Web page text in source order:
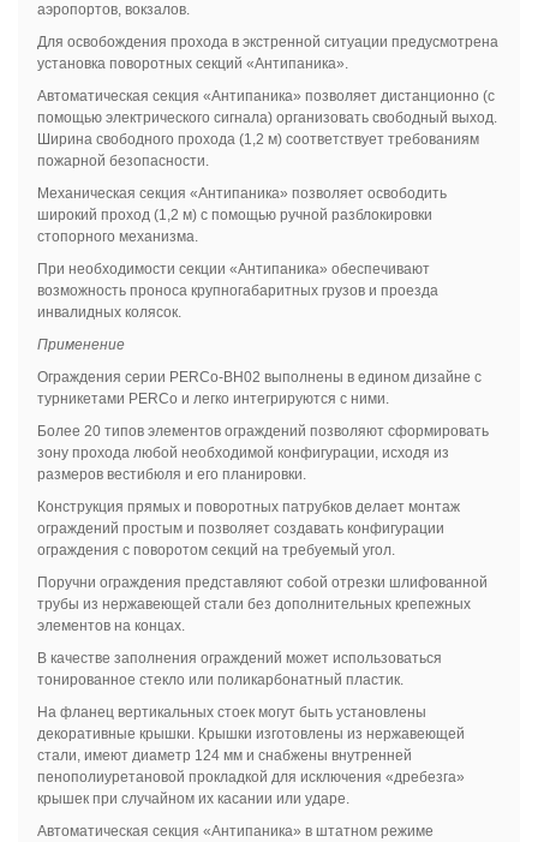
аэропортов, вокзалов.
Для освобождения прохода в экстренной ситуации предусмотрена
установка поворотных секций «Антипаника».
Автоматическая секция «Антипаника» позволяет дистанционно (с
помощью электрического сигнала) организовать свободный выход.
Ширина свободного прохода (1,2 м) соответствует требованиям
пожарной безопасности.
Механическая секция «Антипаника» позволяет освободить
широкий проход (1,2 м) с помощью ручной разблокировки
стопорного механизма.
При необходимости секции «Антипаника» обеспечивают
возможность проноса крупногабаритных грузов и проезда
инвалидных колясок.
Применение
Ограждения серии PERCo-BH02 выполнены в едином дизайне с
турникетами PERCo и легко интегрируются с ними.
Более 20 типов элементов ограждений позволяют сформировать
зону прохода любой необходимой конфигурации, исходя из
размеров вестибюля и его планировки.
Конструкция прямых и поворотных патрубков делает монтаж
ограждений простым и позволяет создавать конфигурации
ограждения с поворотом секций на требуемый угол.
Поручни ограждения представляют собой отрезки шлифованной
трубы из нержавеющей стали без дополнительных крепежных
элементов на концах.
В качестве заполнения ограждений может использоваться
тонированное стекло или поликарбонатный пластик.
На фланец вертикальных стоек могут быть установлены
декоративные крышки. Крышки изготовлены из нержавеющей
стали, имеют диаметр 124 мм и снабжены внутренней
пенополиуретановой прокладкой для исключения «дребезга»
крышек при случайном их касании или ударе.
Автоматическая секция «Антипаника» в штатном режиме